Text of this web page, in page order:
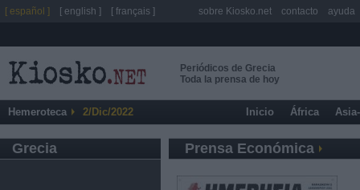
Periódicos de Grecia
Toda la prensa de hoy
Hemeroteca 2/Dic/2022 Inicio África
Grecia Prensa Económica
[ español ] [ english ] [ français ] sobre Kiosko.net contacto ayuda